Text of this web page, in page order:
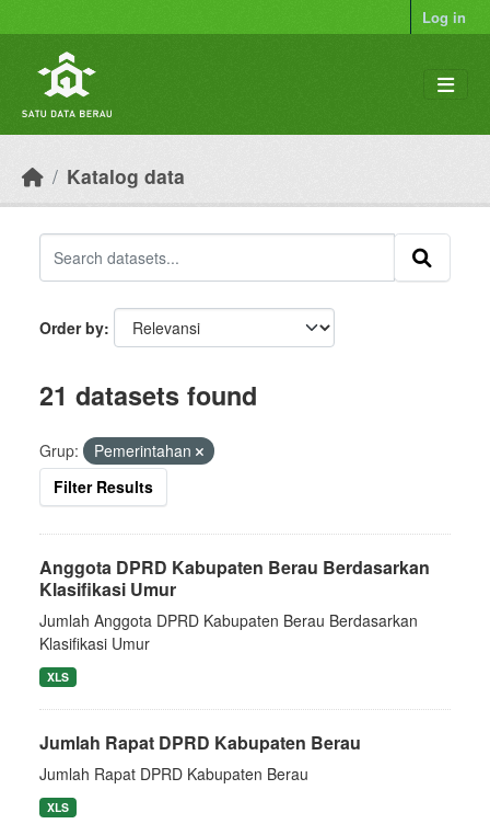
Log in
Katalog data
Order by
21 datasets found
Grup:
Pemerintahan
Filter Results
Anggota DPRD Kabupaten Berau Berdasarkan
Klasifikasi Umur
Jumlah Anggota DPRD Kabupaten Berau Berdasarkan
Klasifikasi Umur
XLS
Jumlah Rapat DPRD Kabupaten Berau
Jumlah Rapat DPRD Kabupaten Berau
XLS